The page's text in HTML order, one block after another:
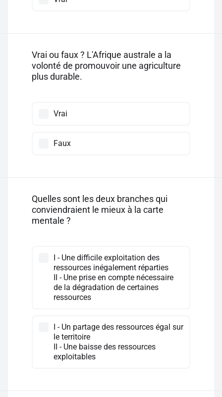
Vrai ou faux ? L'Afrique australe a la
volonté de promouvoir une agriculture
plus durable.
Vrai
Faux
Quelles sont les deux branches qui
conviendraient le mieux à la carte
mentale ?
I - Une difficile exploitation des
ressources inégalement réparties
II - Une prise en compte nécessaire
de la dégradation de certaines
ressources
I - Un partage des ressources égal sur
le territoire
II - Une baisse des ressources
exploitables